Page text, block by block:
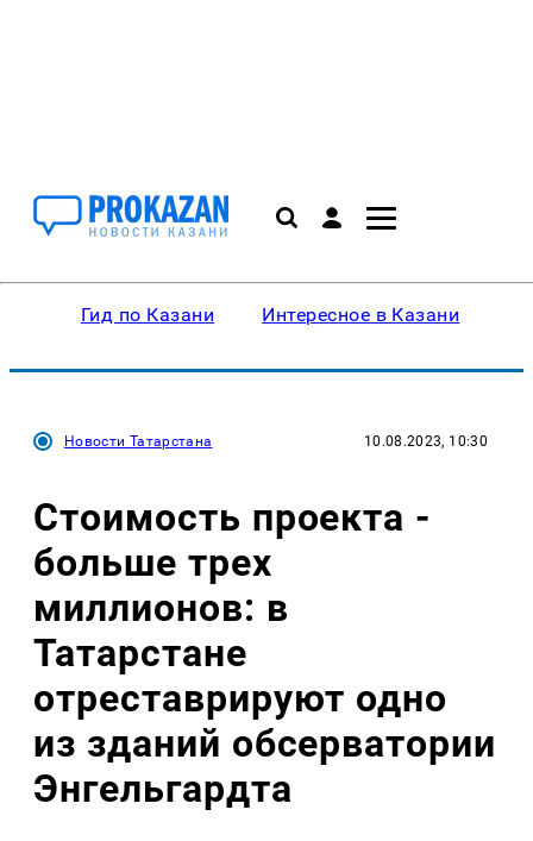
Гид по Казани Интересное в Казани
Новости Татарстана 10.08.2023, 10:30
Стоимость проекта -
больше трех
миллионов: в
Татарстане
отреставрируют одно
из зданий обсерватории
Энгельгардта